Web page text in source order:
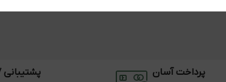
پرداخت آسان پشتیبانی 24/7